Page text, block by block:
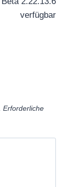
verfügbar
Erforderliche